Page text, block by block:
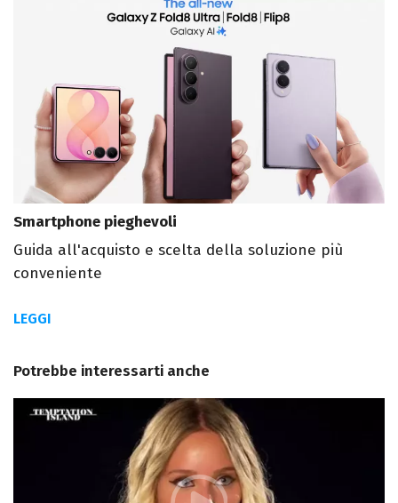
Smartphone pieghevoli
Guida all'acquisto e scelta della soluzione più
conveniente
LEGGI
Potrebbe interessarti anche